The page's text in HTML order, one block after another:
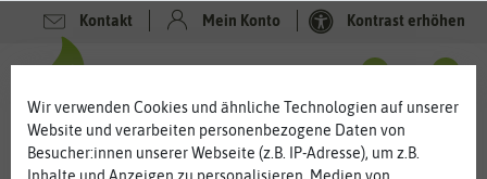
Kontakt Mein Konto Kontrast erhöhen
Wir verwenden Cookies und ähnliche Technologien auf unserer
Website und verarbeiten personenbezogene Daten von
Besucher:innen unserer Webseite (z.B. IP-Adresse), um z.B.
Inhalte und Anzeigen zu personalisieren, Medien von